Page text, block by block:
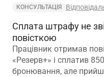
КОНСУЛЬТАЦІЯ
Сплата штрафу не
повісткою
Працівник отримав
«Резерв+» і сплатив 8500 грн. Ми
бронювання, але